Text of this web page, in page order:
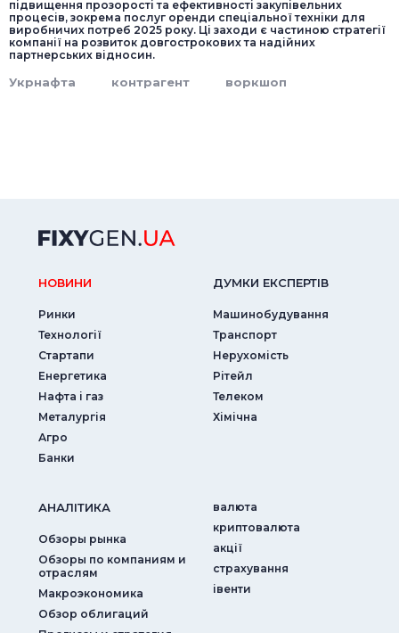
підвищення прозорості та ефективності закупівельних
процесів, зокрема послуг оренди спеціальної техніки для
виробничих потреб 2025 року. Ці заходи є частиною стратегії
компанії на розвиток довгострокових та надійних
партнерських відносин.
Укрнафта контрагент воркшоп
НОВИНИ
Ринки
Технології
Стартапи
Енергетика
Нафта і газ
Металургія
Агро
Банки
ДУМКИ ЕКСПЕРТIВ
Машинобудування
Транспорт
Нерухомість
Рітейл
Телеком
Хімічна
АНАЛIТИКА
Обзоры рынка
Обзоры по компаниям и
отраслям
Макроэкономика
Обзор облигаций
валюта
криптовалюта
акції
страхування
iвенти